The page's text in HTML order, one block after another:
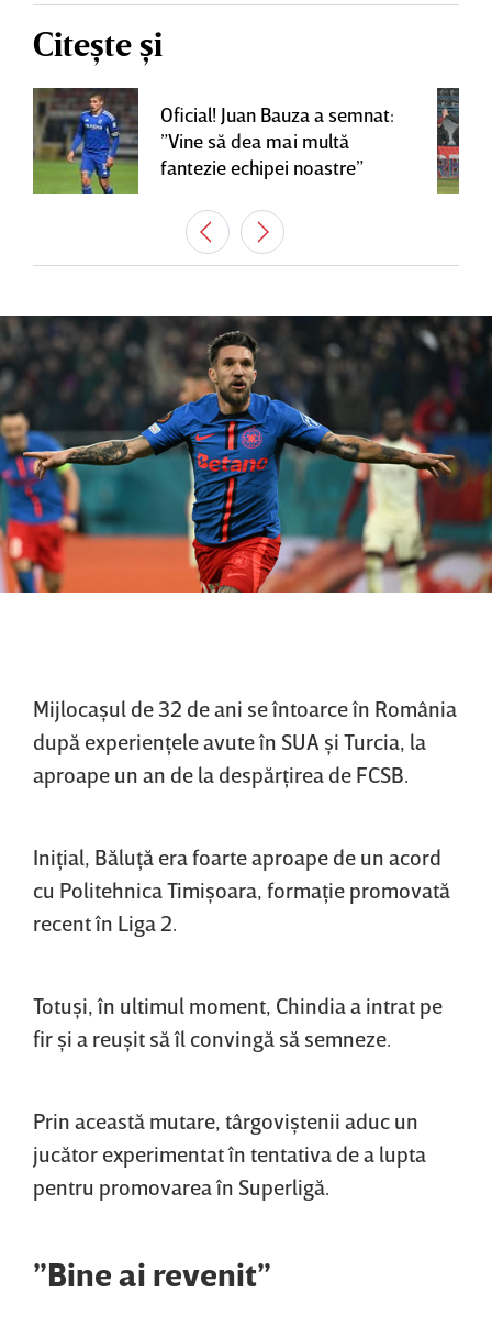
Citește și
Oficial! Juan Bauza a semnat:
”Vine să dea mai multă
fantezie echipei noastre”
Mijlocaşul de 32 de ani se întoarce în România
după experienţele avute în SUA şi Turcia, la
aproape un an de la despărţirea de FCSB.
Iniţial, Băluţă era foarte aproape de un acord
cu Politehnica Timişoara, formaţie promovată
recent în Liga 2.
Totuşi, în ultimul moment, Chindia a intrat pe
fir şi a reuşit să îl convingă să semneze.
Prin această mutare, târgoviştenii aduc un
jucător experimentat în tentativa de a lupta
pentru promovarea în Superligă.
”Bine ai revenit”